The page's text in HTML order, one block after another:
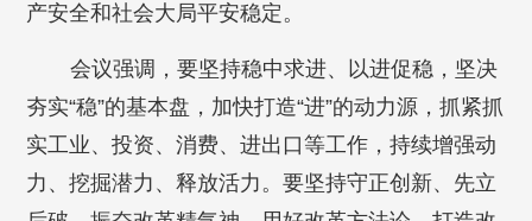
产安全和社会大局平安稳定。
会议强调，要坚持稳中求进、以进促稳，坚决
夯实“稳”的基本盘，加快打造“进”的动力源，抓紧抓
实工业、投资、消费、进出口等工作，持续增强动
力、挖掘潜力、释放活力。要坚持守正创新、先立